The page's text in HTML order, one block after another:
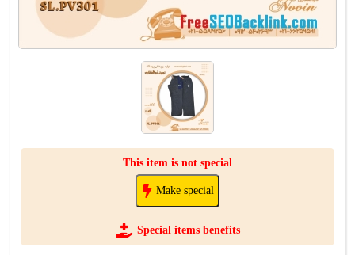
This item is not special
Make special
Special items benefits